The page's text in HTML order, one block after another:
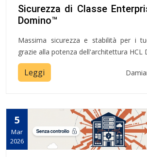
Sicurezza di Classe
Domino™
Massima sicurezza e stabilità per i
grazie alla potenza dell'architettura HCL
Leggi
5
Mar
2026